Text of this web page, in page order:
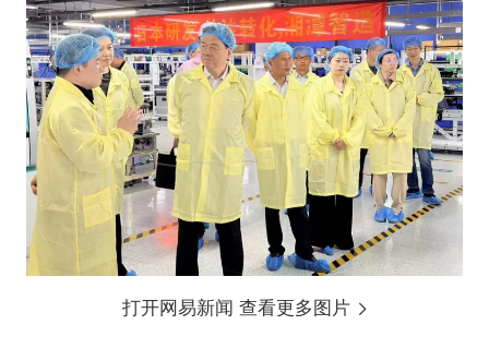
打开网易新闻 查看更多图片